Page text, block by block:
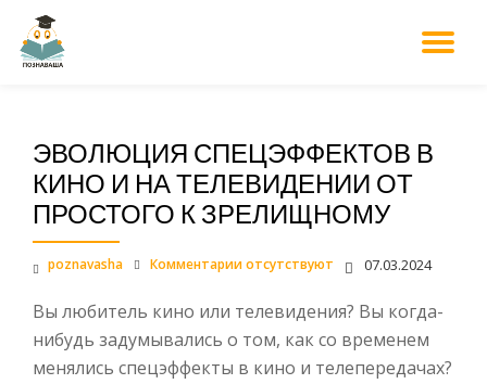
Перейти
ЭВОЛЮЦИЯ СПЕЦЭФФЕКТОВ В
КИНО И НА ТЕЛЕВИДЕНИИ ОТ
ПРОСТОГО К ЗРЕЛИЩНОМУ
poznavasha 07.03.2024
Комментарии отсутствуют
Вы любитель кино или телевидения? Вы когда-
нибудь задумывались о том, как со временем
менялись спецэффекты в кино и телепередачах?